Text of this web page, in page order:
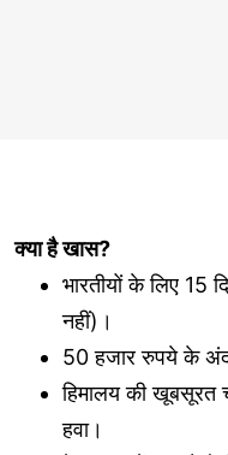
क्या है खास?
भारतीयों के लिए 15
नहीं)।
50 हजार रुपये के
हिमालय की खूबसूरत
हवा।